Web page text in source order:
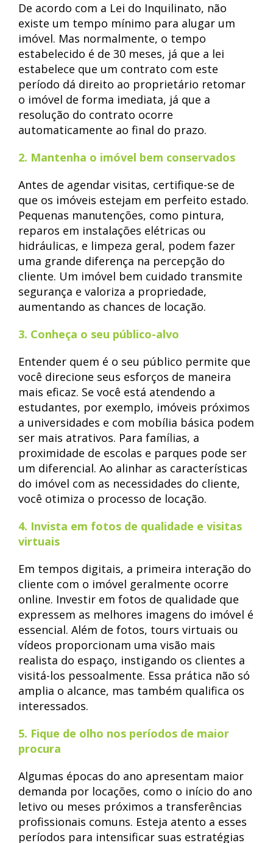
De acordo com a Lei do Inquilinato, não
existe um tempo mínimo para alugar um
imóvel. Mas normalmente, o tempo
estabelecido é de 30 meses, já que a lei
estabelece que um contrato com este
período dá direito ao proprietário retomar
o imóvel de forma imediata, já que a
resolução do contrato ocorre
automaticamente ao final do prazo.
2. Mantenha o imóvel bem conservados
Antes de agendar visitas, certifique-se de
que os imóveis estejam em perfeito estado.
Pequenas manutenções, como pintura,
reparos em instalações elétricas ou
hidráulicas, e limpeza geral, podem fazer
uma grande diferença na percepção do
cliente. Um imóvel bem cuidado transmite
segurança e valoriza a propriedade,
aumentando as chances de locação.
3. Conheça o seu público-alvo
Entender quem é o seu público permite que
você direcione seus esforços de maneira
mais eficaz. Se você está atendendo a
estudantes, por exemplo, imóveis próximos
a universidades e com mobília básica podem
ser mais atrativos. Para famílias, a
proximidade de escolas e parques pode ser
um diferencial. Ao alinhar as características
do imóvel com as necessidades do cliente,
você otimiza o processo de locação.
4. Invista em fotos de qualidade e visitas
virtuais
Em tempos digitais, a primeira interação do
cliente com o imóvel geralmente ocorre
online. Investir em fotos de qualidade que
expressem as melhores imagens do imóvel é
essencial. Além de fotos, tours virtuais ou
vídeos proporcionam uma visão mais
realista do espaço, instigando os clientes a
visitá-los pessoalmente. Essa prática não só
amplia o alcance, mas também qualifica os
interessados.
5. Fique de olho nos períodos de maior
procura
Algumas épocas do ano apresentam maior
demanda por locações, como o início do ano
letivo ou meses próximos a transferências
profissionais comuns. Esteja atento a esses
períodos para intensificar suas estratégias